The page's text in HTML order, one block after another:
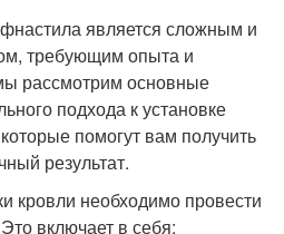
является сложным и
требующим опыта и
рассмотрим основные
подхода к установке
помогут вам получить
результат.
кровли необходимо провести
включает в себя: